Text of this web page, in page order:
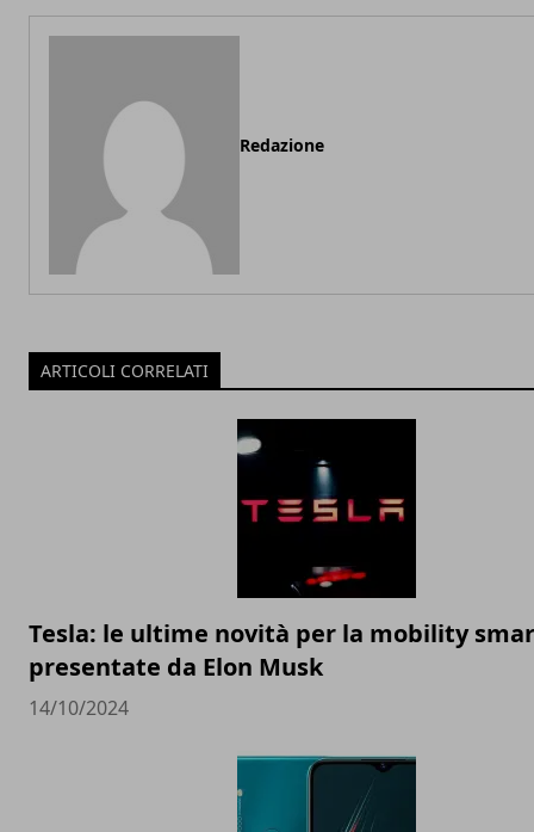
Redazione
ARTICOLI CORRELATI
Tesla: le ultime novità per la mobility
presentate da Elon Musk
14/10/2024